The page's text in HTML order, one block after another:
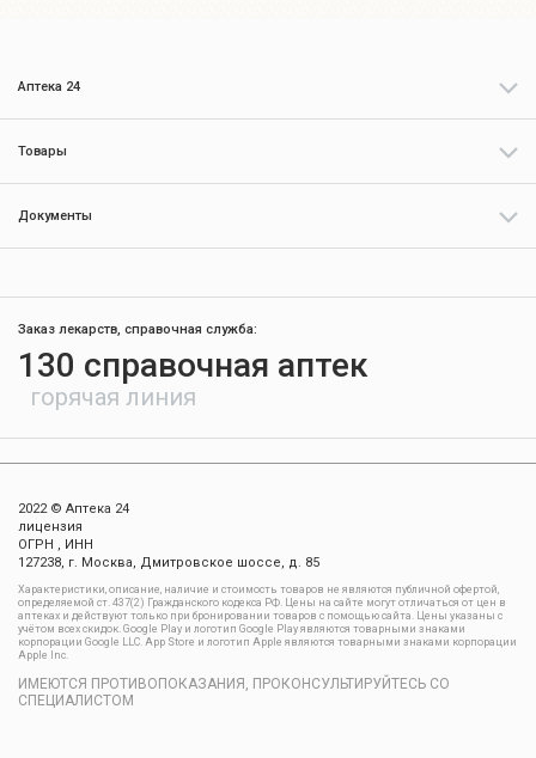
Аптека 24
Товары
Документы
Заказ лекарств, справочная служба:
130 справочная аптек
горячая линия
2022 © Аптека 24
лицензия
ОГРН , ИНН
127238, г. Москва, Дмитровское шоссе, д. 85
Xарактеристики, описание, наличие и стоимость товаров не являются публичной офертой,
определяемой ст. 437(2) Гражданского кодекса РФ. Цены на сайте могут отличаться от цен в
аптеках и действуют только при бронировании товаров с помощью сайта. Цены указаны с
учётом всех скидок. Google Play и логотип Google Play являются товарными знаками
корпорации Google LLC. App Store и логотип Apple являются товарными знаками корпорации
Apple Inc.
ИМЕЮТСЯ ПРОТИВОПОКАЗАНИЯ, ПРОКОНСУЛЬТИРУЙТЕСЬ СО
СПЕЦИАЛИСТОМ